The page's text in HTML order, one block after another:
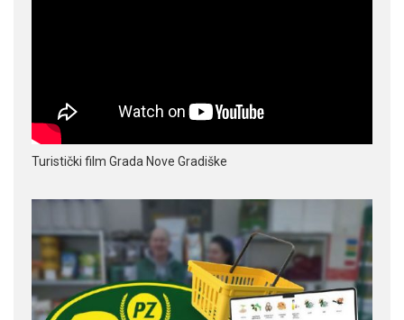
Turistički film Grada Nove Gradiške